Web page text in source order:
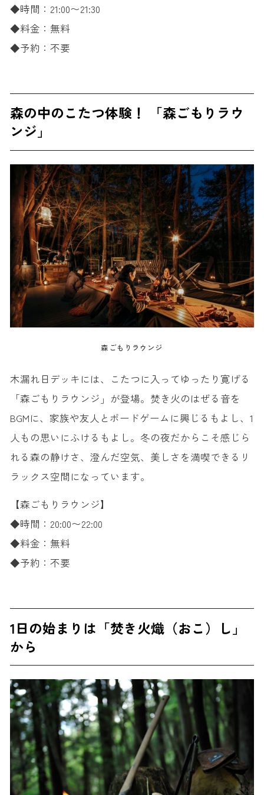
◆時間：21:00〜21:30
◆料金：無料
◆予約：不要
森の中のこたつ体験！ 「森ごもりラウ
ンジ」
森ごもりラウンジ
木漏れ日デッキには、こたつに入ってゆったり寛げる
「森ごもりラウンジ」が登場。焚き火のはぜる音を
BGMに、家族や友人とボードゲームに興じるもよし、1
人もの思いにふけるもよし。冬の夜だからこそ感じら
れる森の静けさ、澄んだ空気、美しさを満喫できるリ
ラックス空間になっています。
【森ごもりラウンジ】
◆時間：20:00〜22:00
◆料金：無料
◆予約：不要
1日の始まりは「焚き火熾（おこ）し」
から